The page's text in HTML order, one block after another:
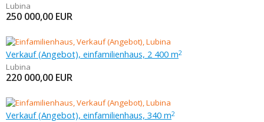
Lubina
250 000,00 EUR
Verkauf (Angebot), einfamilienhaus, 2 400 m2
Lubina
220 000,00 EUR
Verkauf (Angebot), einfamilienhaus, 340 m2